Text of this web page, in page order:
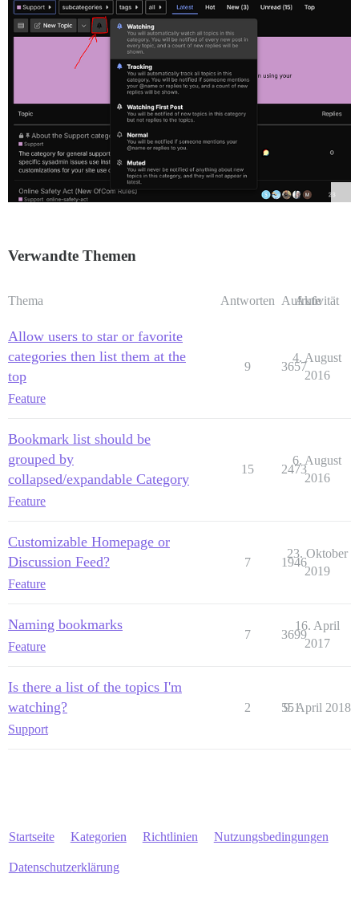
Verwandte Themen
Thema Antworten Aufrufe
Aktivität
Allow users to star or favorite
categories then list them at the
top
Feature
9 3657
4. August
2016
Bookmark list should be
grouped by
collapsed/expandable Category
Feature
15 2473
6. August
2016
Customizable Homepage or
Discussion Feed?
Feature
7 1946
23. Oktober
2019
Naming bookmarks
Feature
7 3699
16. April
2017
Is there a list of the topics I'm
watching?
Support
2 551
9. April 2018
Startseite Kategorien Richtlinien Nutzungsbedingungen
Datenschutzerklärung